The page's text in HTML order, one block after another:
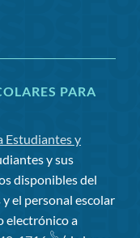
PARA
Estudiantes y
y sus
disponibles del
el personal escolar
electrónico a